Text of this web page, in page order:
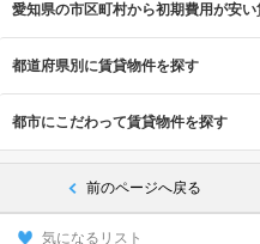
愛知県の市区町村から初期費用が安
都道府県別に賃貸物件を探す
都市にこだわって賃貸物件を探す
前のページへ戻る
気になるリスト